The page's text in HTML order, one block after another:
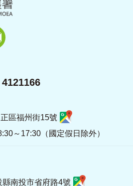
區福州街15號
～17:30（國定假日除外）
南投市省府路4號